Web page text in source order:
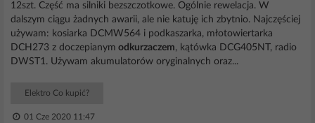
12szt. Część ma silniki bezszczotkowe. Ogólnie rewelacja. W
dalszym ciągu żadnych awarii, ale nie katuję ich zbytnio. Najczęściej
używam: kosiarka DCMW564 i podkaszarka, młotowiertarka
DCH273 z doczepianym odkurzaczem, kątówka DCG405NT, radio
DWST1. Używam akumulatorów oryginalnych oraz...
Elektro Co kupić?
01 Cze 2020 11:47